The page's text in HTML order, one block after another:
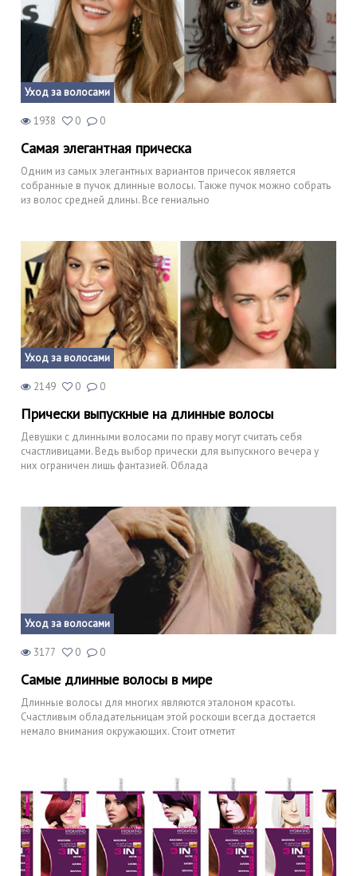
Уход за волосами
1938 0 0
Самая элегантная прическа
Одним из самых элегантных вариантов причесок является
собранные в пучок длинные волосы. Также пучок можно собрать
из волос средней длины. Все гениально
Уход за волосами
2149 0 0
Прически выпускные на длинные волосы
Девушки с длинными волосами по праву могут считать себя
счастливицами. Ведь выбор прически для выпускного вечера у
них ограничен лишь фантазией. Облада
Уход за волосами
3177 0 0
Самые длинные волосы в мире
Длинные волосы для многих являются эталоном красоты.
Счастливым обладательницам этой роскоши всегда достается
немало внимания окружающих. Стоит отметит